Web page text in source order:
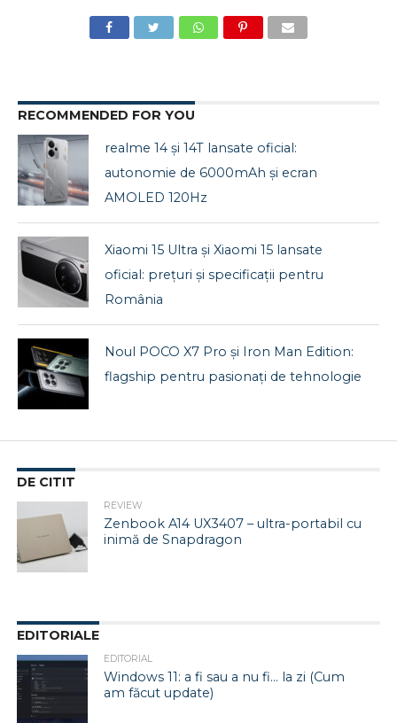
RECOMMENDED FOR YOU
realme 14 și 14T lansate oficial:
autonomie de 6000mAh și ecran
AMOLED 120Hz
Xiaomi 15 Ultra și Xiaomi 15 lansate
oficial: prețuri și specificații pentru
România
Noul POCO X7 Pro și Iron Man Edition:
flagship pentru pasionați de tehnologie
DE CITIT
REVIEW
Zenbook A14 UX3407 – ultra-portabil cu
inimă de Snapdragon
EDITORIALE
EDITORIAL
Windows 11: a fi sau a nu fi… la zi (Cum
am făcut update)